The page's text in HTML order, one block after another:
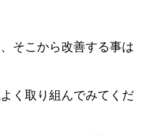
そこから改善する事は
く取り組んでみてくだ